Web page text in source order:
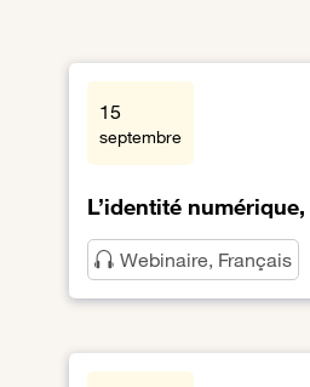
L’identité
15
septembre
Webinaire, Français
Lien vers L’identité